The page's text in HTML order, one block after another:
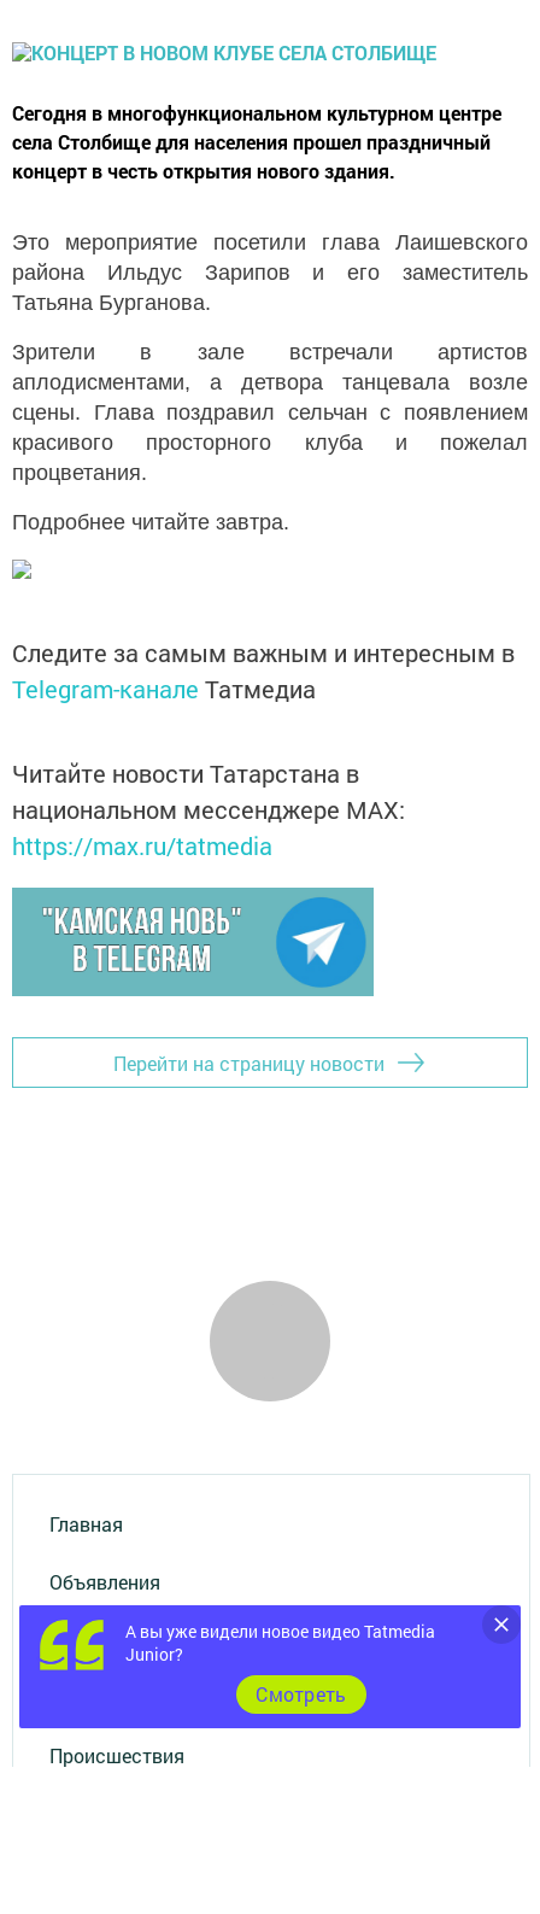
Сегодня в многофункциональном культурном центре
села Столбище для населения прошел праздничный
концерт в честь открытия нового здания.
Это мероприятие посетили глава Лаишевского
района Ильдус Зарипов и его заместитель
Татьяна Бурганова.
Зрители в зале встречали артистов
аплодисментами, а детвора танцевала возле
сцены. Глава поздравил сельчан с появлением
красивого просторного клуба и пожелал
процветания.
Подробнее читайте завтра.
Следите за самым важным и интересным в
Telegram-канале Татмедиа
Читайте новости Татарстана в
национальном мессенджере MАХ:
https://max.ru/tatmedia
Перейти на страницу новости
Главная
Объявления
Новости
Происшествия
А вы уже видели новое видео Tatmedia
Junior?
Cмотреть